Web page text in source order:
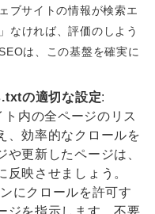
ブサイトの情報が検索エ
なければ、評価のしよう
は、この基盤を確実に
の適切な設定:
ト内の全ページのリス
、効率的なクロールを
更新したページは、
映させましょう。
にクロールを許可す
ジを指示します。不要